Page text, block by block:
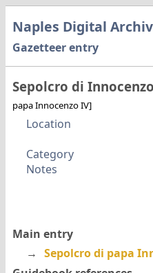
Naples Digital
Gazetteer entry
Sepolcro di
papa Innocenzo IV]
Location
Category
Notes
Main entry
→ Sepolcro di papa